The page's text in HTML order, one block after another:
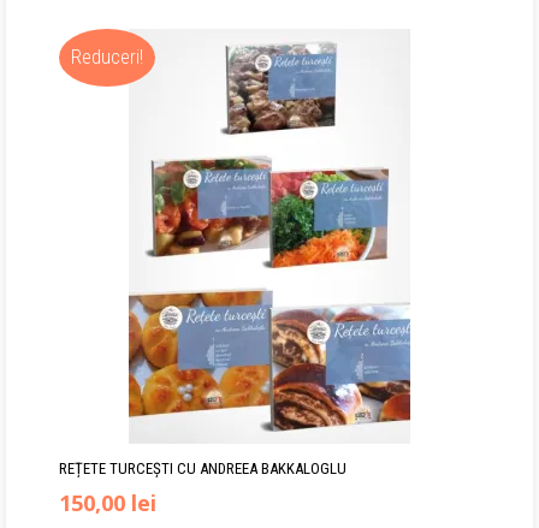
Reduceri!
REȚETE TURCEȘTI CU ANDREEA BAKKALOGLU
Prețul
150,00 lei